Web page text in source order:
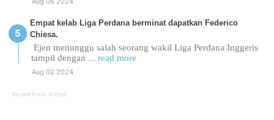
Empat kelab Liga Perdana berminat dapatkan Federico
Chiesa.
Ejen menunggu salah seorang wakil Liga Perdana Inggeris
tampil dengan ... read more
Aug 02 2024
Recent Posts Widget